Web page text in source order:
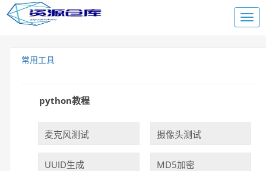
常用工具
python教程
麦克风测试 摄像头测试
UUID生成 MD5加密